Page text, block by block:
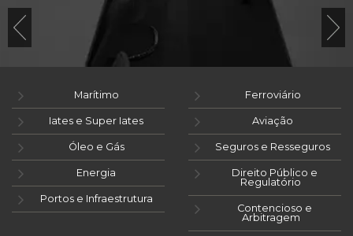
Marítimo
Iates e Super Iates
Óleo e Gás
Energia
Portos e Infraestrutura
Ferroviário
Aviação
Seguros e Resseguros
Direito Público e
Regulatório
Contencioso e
Arbitragem